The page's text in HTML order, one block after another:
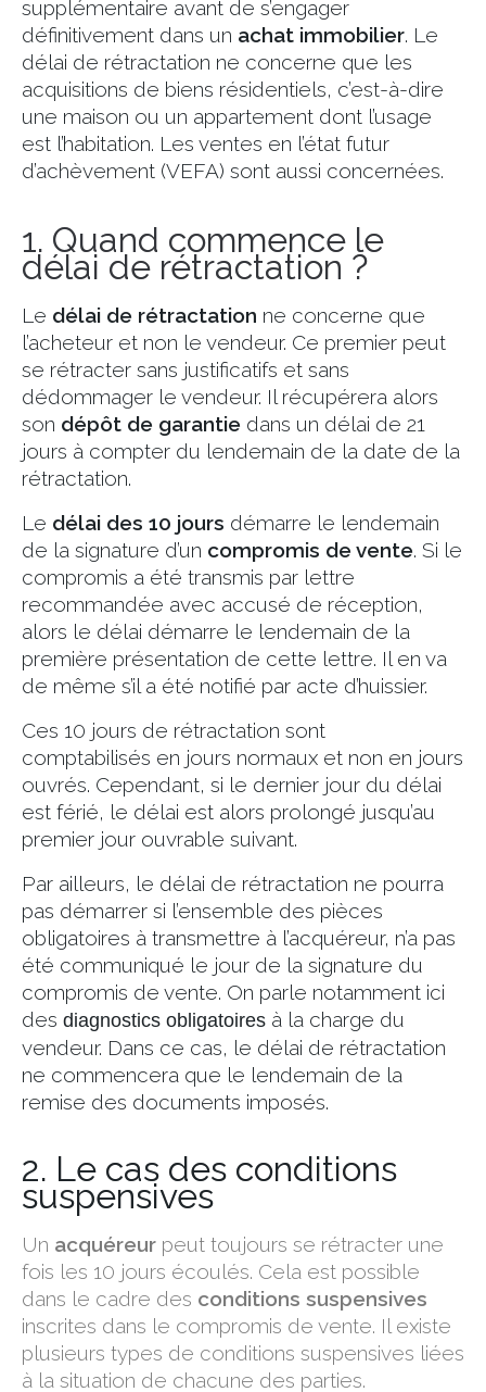
supplémentaire avant de s’engager
définitivement dans un achat immobilier. Le
délai de rétractation ne concerne que les
acquisitions de biens résidentiels, c’est-à-dire
une maison ou un appartement dont l’usage
est l’habitation. Les ventes en l’état futur
d’achèvement (VEFA) sont aussi concernées.
1. Quand commence le
délai de rétractation ?
Le délai de rétractation ne concerne que
l’acheteur et non le vendeur. Ce premier peut
se rétracter sans justificatifs et sans
dédommager le vendeur. Il récupérera alors
son dépôt de garantie dans un délai de 21
jours à compter du lendemain de la date de la
rétractation.
Le délai des 10 jours démarre le lendemain
de la signature d’un compromis de vente. Si le
compromis a été transmis par lettre
recommandée avec accusé de réception,
alors le délai démarre le lendemain de la
première présentation de cette lettre. Il en va
de même s’il a été notifié par acte d’huissier.
Ces 10 jours de rétractation sont
comptabilisés en jours normaux et non en jours
ouvrés. Cependant, si le dernier jour du délai
est férié, le délai est alors prolongé jusqu’au
premier jour ouvrable suivant.
Par ailleurs, le délai de rétractation ne pourra
pas démarrer si l’ensemble des pièces
obligatoires à transmettre à l’acquéreur, n’a pas
été communiqué le jour de la signature du
compromis de vente. On parle notamment ici
des diagnostics obligatoires à la charge du
vendeur. Dans ce cas, le délai de rétractation
ne commencera que le lendemain de la
remise des documents imposés.
2. Le cas des conditions
suspensives
Un acquéreur peut toujours se rétracter une
fois les 10 jours écoulés. Cela est possible
dans le cadre des conditions suspensives
inscrites dans le compromis de vente. Il existe
plusieurs types de conditions suspensives liées
à la situation de chacune des parties.